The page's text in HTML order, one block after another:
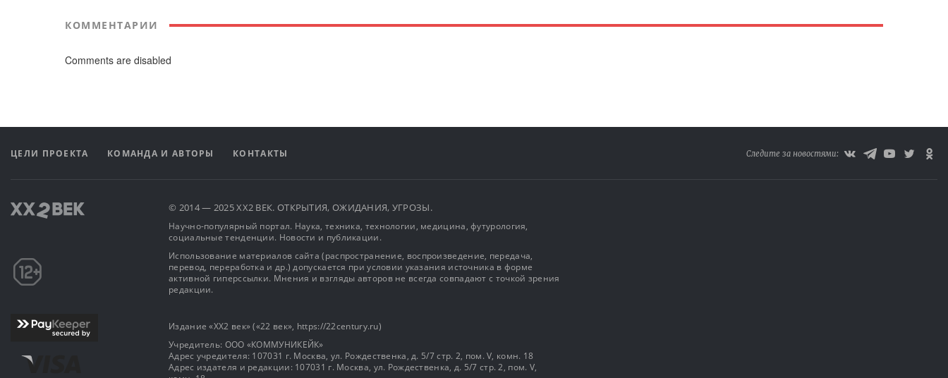
КОММЕНТАРИИ
Comments are disabled
ЦЕЛИ ПРОЕКТА КОМАНДА И АВТОРЫ КОНТАКТЫ Следите за новостями:
© 2014 — 2025 XX2 ВЕК. ОТКРЫТИЯ, ОЖИДАНИЯ, УГРОЗЫ.
Научно-популярный портал. Наука, техника, технологии, медицина, футурология,
социальные тенденции. Новости и публикации.
Использование материалов сайта (распространение, воспроизведение, передача,
перевод, переработка и др.) допускается при условии указания источника в форме
активной гиперссылки. Мнения и взгляды авторов не всегда совпадают с точкой зрения
редакции.
Издание «XX2 век» («22 век», https://22century.ru)
Учредитель: OOO «КОММУНИКЕЙК»
Адрес учредителя: 107031 г. Москва, ул. Рождественка, д. 5/7 стр. 2, пом. V, комн. 18
Адрес издателя и редакции: 107031 г. Москва, ул. Рождественка, д. 5/7 стр. 2, пом. V,